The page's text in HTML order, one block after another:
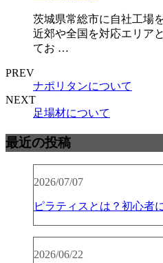
茨城県常総市に自社工場
近郊や全国を対応エリア
てお …
PREV
ナポリタンについて
NEXT
足場材について
最近の投稿
2026/07/07
ピラティスとは？初心者
2026/06/22